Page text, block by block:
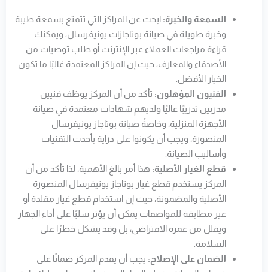
السمعة والخبرة: ابحث عن المراكز التي تتمتع بسمعة طيبة
وخبرة طويلة في صيانة بوتاجازات يونيفرسال، ويمكنك
قراءة مراجعات العملاء عبر الإنترنت أو طلب توصيات من
الأصدقاء والمعارف، حيث إن المراكز المعتمدة غالبًا ما تكون
الخيار الأفضل.
الفنيون المؤهلون: تأكد من أن المركز يوظف فنيين
مدربين تدريبًا عاليًا ولديهم شهادات معتمدة في صيانة
الأجهزة المنزلية، وخاصةً صيانة بوتاجاز يونيفرسال
المنصورة، ويجب أن يكونوا على دراية بأحدث التقنيات
وأساليب الصيانة.
قطع الغيار الأصلية: هذا أمر بالغ الأهمية، لذا تأكد من أن
المركز يستخدم قطع غيار بوتاجاز يونيفرسال المنصورة
الأصلية والمضمونة، حيث إن استخدام قطع غيار مقلدة أو
غير مطابقة للمواصفات يمكن أن يؤثر سلبًا على أداء الجهاز
ويقلل من عمره الافتراضي، بل وقد يشكل خطرًا على
السلامة.
الضمان على الإصلاح: يجب أن يقدم المركز ضمانًا على